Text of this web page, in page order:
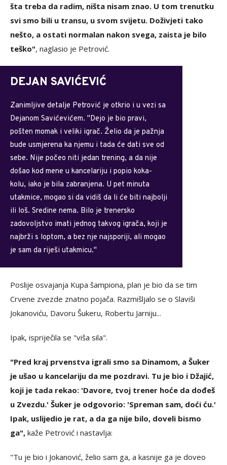
šta treba da radim, ništa nisam znao. U tom trenutku
svi smo bili u transu, u svom svijetu. Doživjeti tako
nešto, a ostati normalan nakon svega, zaista je bilo
teško", naglasio je Petrović.
DEJAN SAVIĆEVIĆ
Zanimljive detalje Petrović je otkrio i u vezi sa
Dejanom Savićevićem. "Dejo je bio pravi,
pošten momak i veliki igrač. Želio da je pažnja
bude usmjerena ka njemu i tada će dati sve od
sebe. Nije počeo niti jedan trening, a da nije
došao kod mene u kancelariju i popio koka-
kolu, iako je bila zabranjena. U pet minuta
utakmice, mogao si da vidiš da li će biti najbolji
ili loš. Sredine nema. Bilo je trenersko
zadovoljstvo imati jednog takvog igrača, koji je
najbrži s loptom, a bez nje najsporiji, ali mogao
je sam da riješi utakmicu."
Poslije osvajanja Kupa šampiona, plan je bio da se tim
Crvene zvezde znatno pojača. Razmišljalo se o Slaviši
Jokanoviću, Davoru Šukeru, Robertu Jarniju...
Ipak, ispriječila se "viša sila".
"Pred kraj prvenstva igrali smo sa Dinamom, a Šuker
je ušao u kancelariju da me pozdravi. Tu je bio i Džajić,
koji je tada rekao: 'Davore, tvoj trener hoće da dođeš
u Zvezdu.' Šuker je odgovorio: 'Spreman sam, doći ću.'
Ipak, uslijedio je rat, a da ga nije bilo, doveli bismo
ga", kaže Petrović i nastavlja:
"Tu je bio i Jokanović, želio sam ga, a kasnije ga je doveo